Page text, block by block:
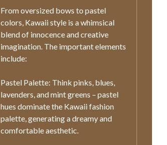
From oversized bows to pastel
colors, Kawaii style is a whimsical
blend of innocence and creative
imagination. The important elements
include:
Pastel Palette: Think pinks, blues,
lavenders, and mint greens – pastel
hues dominate the Kawaii fashion
palette, generating a dreamy and
comfortable aesthetic.